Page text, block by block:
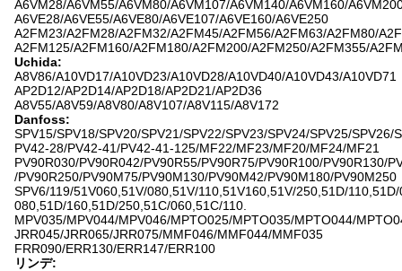
A6VM28/A6VM55/A6VM80/A6VM107/A6VM140/A6VM160/
A6VE28/A6VE55/A6VE80/A6VE107/A6VE160/A6VE250
A2FM23/A2FM28/A2FM32/A2FM45/A2FM56/A2FM63/A2FM80/
A2FM125/A2FM160/A2FM180/A2FM200/A2FM250/A2FM355/
Uchida:
A8V86/A10VD17/A10VD23/A10VD28/A10VD40/A10VD43/A10VD71
AP2D12/AP2D14/AP2D18/AP2D21/AP2D36
A8V55/A8V59/A8V80/A8V107/A8V115/A8V172
Danfoss:
SPV15/SPV18/SPV20/SPV21/SPV22/SPV23/SPV24/SPV25/SPV26/
PV42-28/PV42-41/PV42-41-125/MF22/MF23/MF20/MF24/MF21
PV90R030/PV90R042/PV90R55/PV90R75/PV90R100/PV90R130/
/PV90R250/PV90M75/PV90M130/PV90M42/PV90M180/PV90M250
SPV6/119/51V060,51V/080,51V/110,51V160,51V/250,51D/
080,51D/160,51D/250,51C/060,51C/110.
MPV035/MPV044/MPV046/MPTO025/MPTO035/MPTO044/
JRR045/JRR065/JRR075/MMF046/MMF044/MMF035
FRR090/ERR130/ERR147/ERR100
リンデ: